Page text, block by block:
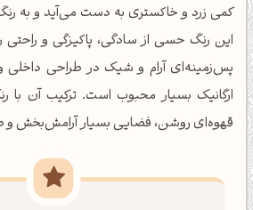
کمی زرد و خاکستری به دست می‌آید و به
این رنگ حسی از سادگی، پاکیزگی و راحتی
پس‌زمینه‌ای آرام و شیک در طراحی
ارگانیک بسیار محبوب است. ترکیب آن
قهوه‌ای روشن، فضایی بسیار آرامش‌بخش و